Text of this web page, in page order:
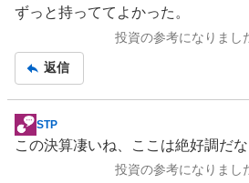
記
ずっと持っててよかった。
投資の参考になりまし
返信
掲
示
STP
この決算凄いね、ここは絶好調だな
投資の参考になりまし